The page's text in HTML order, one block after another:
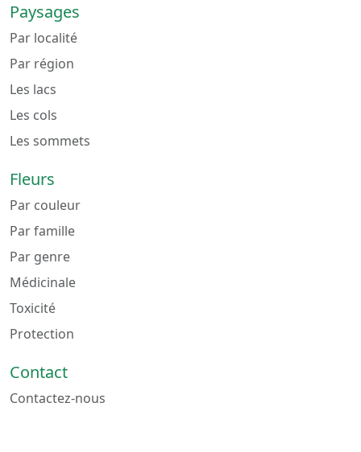
Paysages
Par localité
Par région
Les lacs
Les cols
Les sommets
Fleurs
Par couleur
Par famille
Par genre
Médicinale
Toxicité
Protection
Contact
Contactez-nous